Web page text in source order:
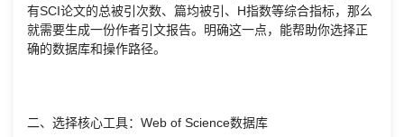
有SCI论文的总被引次数、篇均被引、H指数等综合指标，那么
就需要生成一份作者引文报告。明确这一点，能帮助你选择正
确的数据库和操作路径。
二、选择核心工具：Web of Science数据库